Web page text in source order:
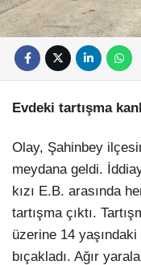
Evdeki tartışma
Olay, Şahinbey
meydana geldi.
kızı E.B. arasında
tartışma çıktı.
üzerine 14 yaşındaki
bıçakladı. Ağır